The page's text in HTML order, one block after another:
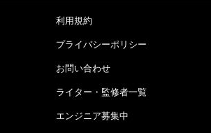
利用規約
プライバシーポリシー
お問い合わせ
ライター・監修者一覧
エンジニア募集中